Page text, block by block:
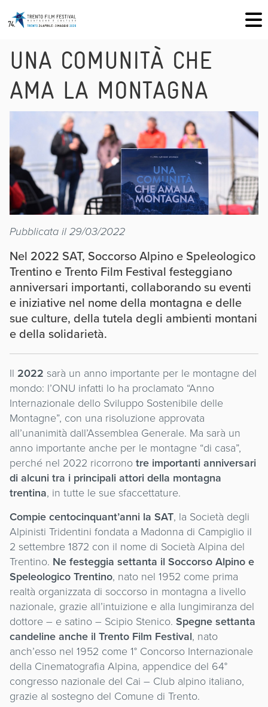
UNA COMUNITÀ CHE
AMA LA MONTAGNA
Pubblicata il 29/03/2022
Nel 2022 SAT, Soccorso Alpino e Speleologico
Trentino e Trento Film Festival festeggiano
anniversari importanti, collaborando su eventi
e iniziative nel nome della montagna e delle
sue culture, della tutela degli ambienti montani
e della solidarietà.
Il 2022 sarà un anno importante per le montagne del
mondo: l’ONU infatti lo ha proclamato “Anno
Internazionale dello Sviluppo Sostenibile delle
Montagne”, con una risoluzione approvata
all’unanimità dall’Assemblea Generale. Ma sarà un
anno importante anche per le montagne “di casa”,
perché nel 2022 ricorronotre importanti anniversari
di alcuni tra i principali attori della montagna
trentina, in tutte le sue sfaccettature.
Compie centocinquant’anni la SAT, la Società degli
Alpinisti Tridentini fondata a Madonna di Campiglio il
2 settembre 1872 con il nome di Società Alpina del
Trentino. Ne festeggia settanta il Soccorso Alpino e
Speleologico Trentino, nato nel 1952 come prima
realtà organizzata di soccorso in montagna a livello
nazionale, grazie all’intuizione e alla lungimiranza del
dottore – e satino – Scipio Stenico. Spegne settanta
candeline anche il Trento Film Festival, nato
anch’esso nel 1952 come 1° Concorso Internazionale
della Cinematografia Alpina, appendice del 64°
congresso nazionale del Cai – Club alpino italiano,
grazie al sostegno del Comune di Trento.